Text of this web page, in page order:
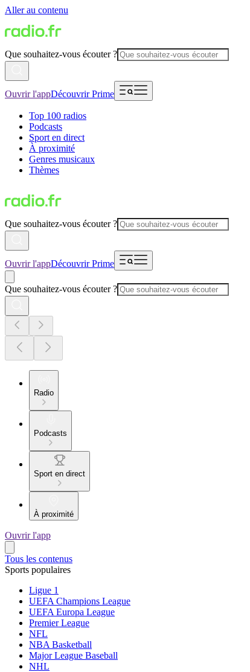
Aller au contenu
Que souhaitez-vous écouter ?
Ouvrir l'appDécouvrir Prime
Top 100 radios
Podcasts
Sport en direct
À proximité
Genres musicaux
Thèmes
Que souhaitez-vous écouter ?
Ouvrir l'appDécouvrir Prime
Que souhaitez-vous écouter ?
Radio
Podcasts
Sport en direct
À proximité
Ouvrir l'app
Tous les contenus
Sports populaires
Ligue 1
UEFA Champions League
UEFA Europa League
Premier League
NFL
NBA Basketball
Major League Baseball
NHL